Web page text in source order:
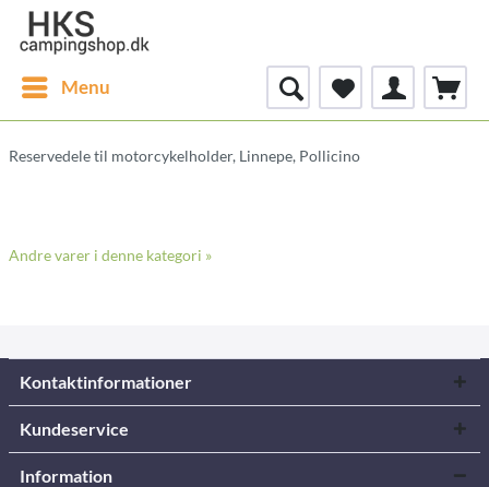
Menu
Reservedele til motorcykelholder, Linnepe, Pollicino
Andre varer i denne kategori »
Kontaktinformationer
Kundeservice
Information